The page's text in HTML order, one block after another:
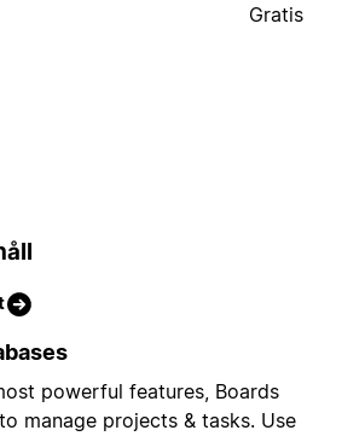
Gratis
powerful features, Boards
manage projects & tasks. Use